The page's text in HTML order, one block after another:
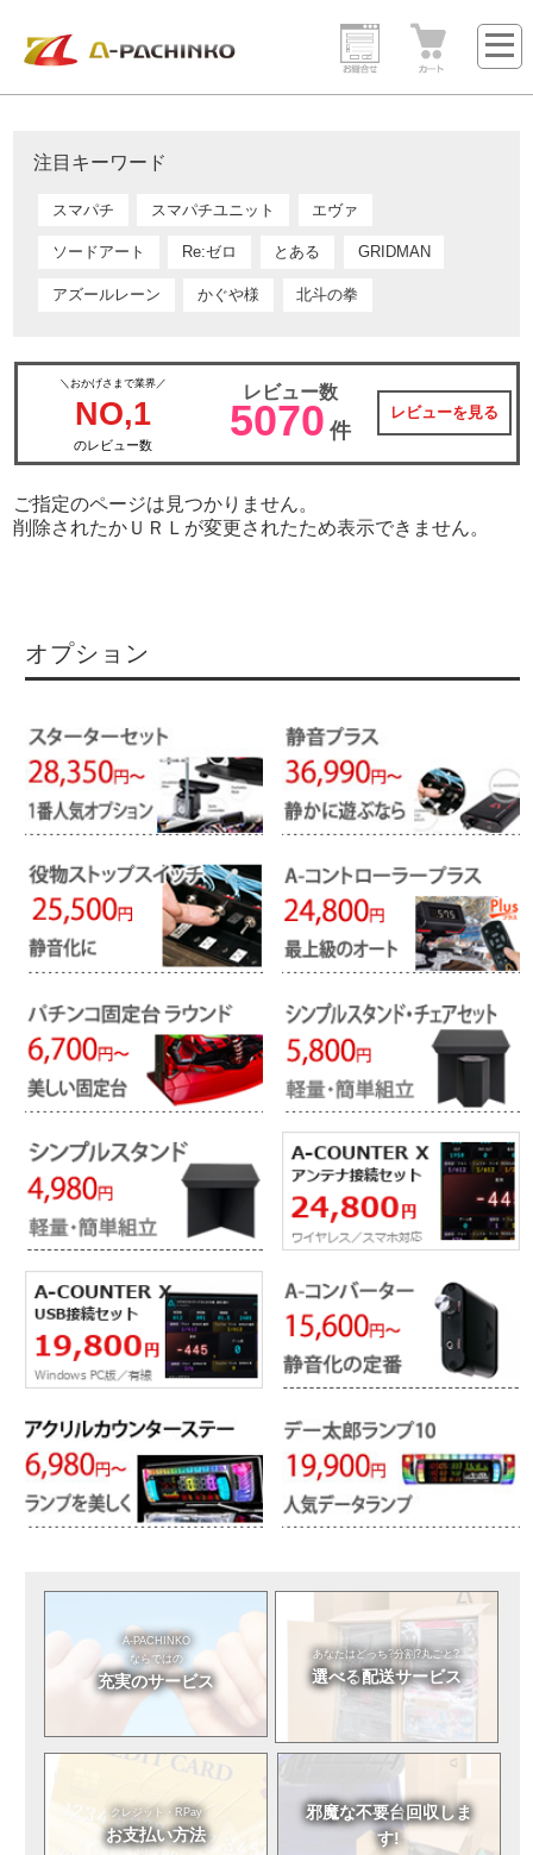
注目キーワード
スマパチ スマパチユニット エヴァ
ソードアート Re:ゼロ とある GRIDMAN
アズールレーン かぐや様 北斗の拳
＼おかげさまで業界／
NO,1
のレビュー数
レビュー数
5070 件
レビューを見る
ご指定のページは見つかりません。
削除されたかＵＲＬが変更されたため表示できません。
オプション
A-PACHINKO
ならではの
充実のサービス
あなたはどっち?分割?丸ごと?
選べる配送サービス
クレジット・RPay
お支払い方法
邪魔な不要台回収しま
す!